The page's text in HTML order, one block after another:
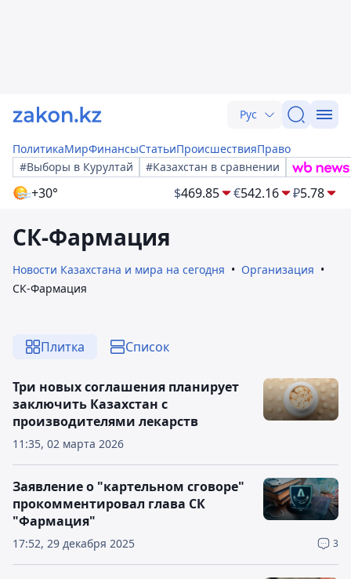
Рус
ПолитикаМирФинансыСтатьиПроисшествияПраво
#Выборы в Курултай
#Казахстан в сравнении
+30° $469.85 €542.16 ₽5.78
СК-Фармация
Новости Казахстана и мира на сегодня
Организация
СК-Фармация
Плитка Список
11:35, 02 марта 2026
Три новых соглашения планирует
заключить Казахстан с
производителями лекарств
17:52, 29 декабря 2025 3
Заявление о "картельном сговоре"
прокомментировал глава СК
"Фармация"